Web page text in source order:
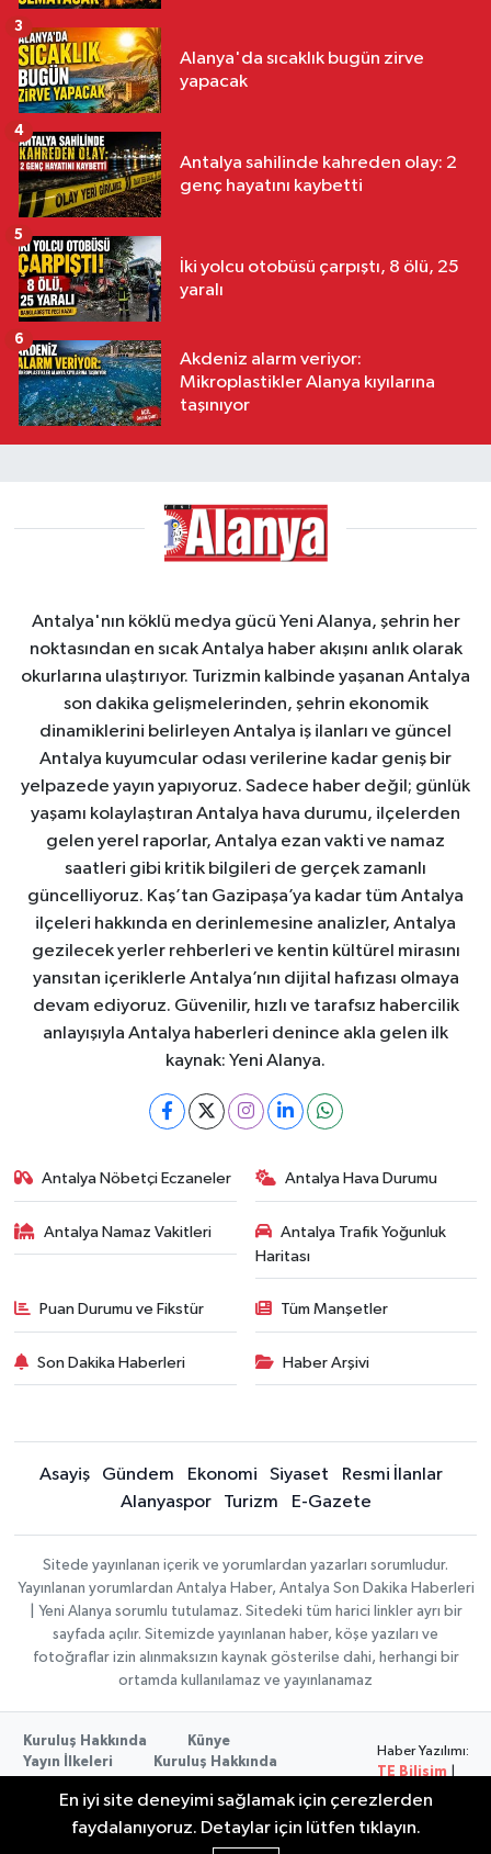
Alanya'da sıcaklık bugün zirve
yapacak
3
Antalya sahilinde kahreden olay: 2
genç hayatını kaybetti
4
İki yolcu otobüsü çarpıştı, 8 ölü, 25
yaralı
5
Akdeniz alarm veriyor:
Mikroplastikler Alanya kıyılarına
taşınıyor
6
Antalya'nın köklü medya gücü Yeni Alanya, şehrin her
noktasından en sıcak Antalya haber akışını anlık olarak
okurlarına ulaştırıyor. Turizmin kalbinde yaşanan Antalya
son dakika gelişmelerinden, şehrin ekonomik
dinamiklerini belirleyen Antalya iş ilanları ve güncel
Antalya kuyumcular odası verilerine kadar geniş bir
yelpazede yayın yapıyoruz. Sadece haber değil; günlük
yaşamı kolaylaştıran Antalya hava durumu, ilçelerden
gelen yerel raporlar, Antalya ezan vakti ve namaz
saatleri gibi kritik bilgileri de gerçek zamanlı
güncelliyoruz. Kaş’tan Gazipaşa’ya kadar tüm Antalya
ilçeleri hakkında en derinlemesine analizler, Antalya
gezilecek yerler rehberleri ve kentin kültürel mirasını
yansıtan içeriklerle Antalya’nın dijital hafızası olmaya
devam ediyoruz. Güvenilir, hızlı ve tarafsız habercilik
anlayışıyla Antalya haberleri denince akla gelen ilk
kaynak: Yeni Alanya.
Antalya Nöbetçi Eczaneler Antalya Hava Durumu
Antalya Namaz Vakitleri
Antalya Trafik Yoğunluk
Haritası
Puan Durumu ve Fikstür Tüm Manşetler
Son Dakika Haberleri Haber Arşivi
Asayiş Gündem Ekonomi Siyaset
Resmi İlanlar
Alanyaspor
Turizm E-Gazete
Sitede yayınlanan içerik ve yorumlardan yazarları sorumludur.
Yayınlanan yorumlardan Antalya Haber, Antalya Son Dakika Haberleri
| Yeni Alanya sorumlu tutulamaz. Sitedeki tüm harici linkler ayrı bir
sayfada açılır. Sitemizde yayınlanan haber, köşe yazıları ve
fotoğraflar izin alınmaksızın kaynak gösterilse dahi, herhangi bir
ortamda kullanılamaz ve yayınlanamaz
Kuruluş Hakkında
Künye
Yayın İlkeleri
Kuruluş Hakkında
Kullanım Şartları
Haber Yazılımı:
TE Bilişim
Copyright ©
En iyi site deneyimi sağlamak için çerezlerden
faydalanıyoruz. Detaylar için lütfen tıklayın.